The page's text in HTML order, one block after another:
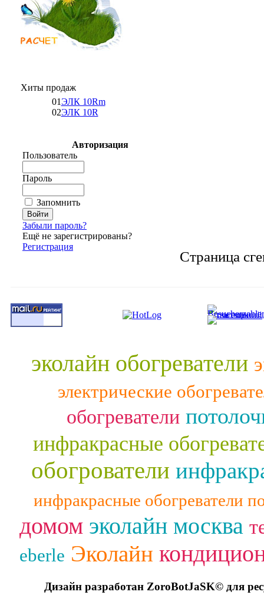
Хиты продаж
01ЭЛК 10Rm
02ЭЛК 10R
Авторизация
Пользователь
Пароль
Запомнить
Забыли пароль?
Ещё не зарегистрированы?
Регистрация
Страница
эколайн обогреватели
электрические
обогреватели
инфракрасные
обогрователи
инфракрасные обогреватели
домом эколайн москва
eberle Эколайн
Дизайн разработан ZoroBotJaSK© для